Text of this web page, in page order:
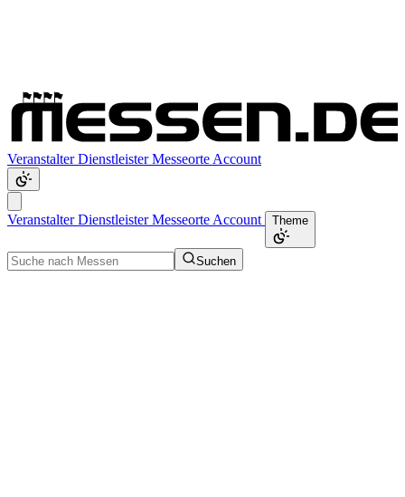
VeranstalterDienstleisterMesseorte Account
VeranstalterDienstleisterMesseorte Account Theme
Suchen